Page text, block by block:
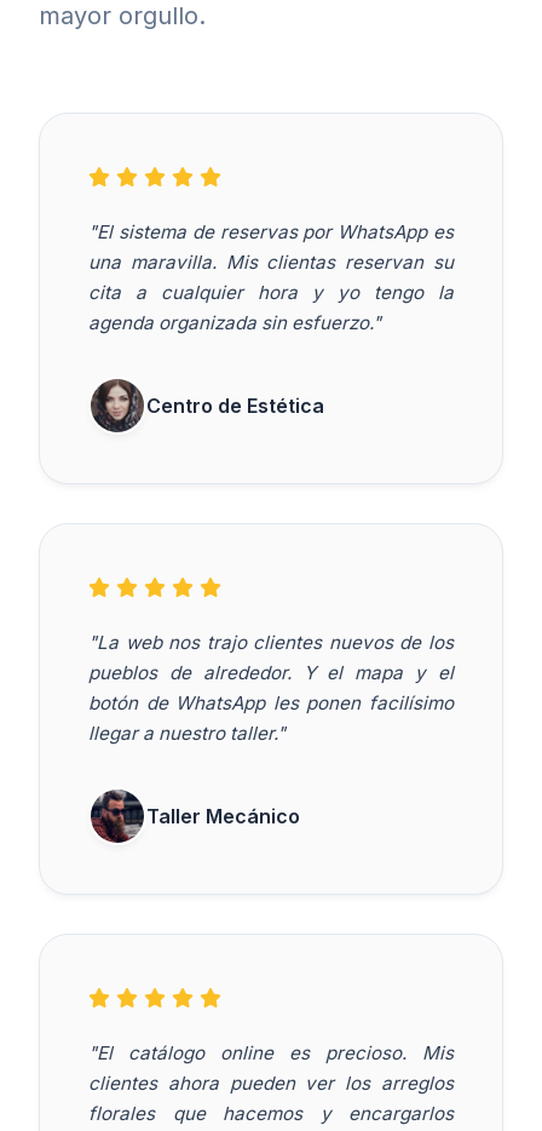
mayor orgullo.
"El sistema de reservas por WhatsApp es
una maravilla. Mis clientas reservan su
cita a cualquier hora y yo tengo la
agenda organizada sin esfuerzo."
Centro de Estética
"La web nos trajo clientes nuevos de los
pueblos de alrededor. Y el mapa y el
botón de WhatsApp les ponen facilísimo
llegar a nuestro taller."
Taller Mecánico
"El catálogo online es precioso. Mis
clientes ahora pueden ver los arreglos
florales que hacemos y encargarlos